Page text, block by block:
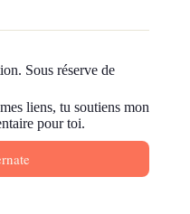
Sous réserve de
liens, tu soutiens mon
pour toi.